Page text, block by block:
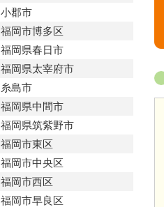
小郡市
福岡市博多区
福岡県春日市
福岡県太宰府市
糸島市
福岡県中間市
福岡県筑紫野市
福岡市東区
福岡市中央区
福岡市西区
福岡市早良区